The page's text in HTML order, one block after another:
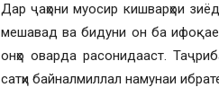
Дар ҷаҳони муосир кишварҳои
мешавад ва бидуни он ба ифоқае
онҳо оварда расонидааст.
сатҳи байналмиллал намунаи